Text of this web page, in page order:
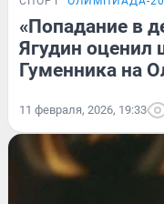
«Попадание в
Ягудин оценил
Гуменника на
11 февраля, 2026, 19:33